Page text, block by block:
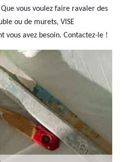
vous voulez faire ravaler des
ou de murets, VISE
vous avez besoin. Contactez-le !